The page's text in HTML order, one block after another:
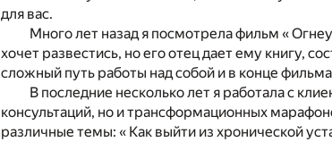
для вас.
Много лет назад я посмотрела фильм «
хочет развестись, но его отец дает ему книгу,
сложный путь работы над собой и в конце
В последние несколько лет я работала с
консультаций, но и трансформационных
различные темы: « Как выйти из хронической